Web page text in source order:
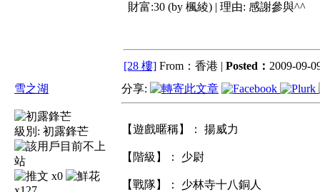
財富:30 (by 楓綾) | 理由: 感謝參與^^
[28 樓] From：香港 | Posted： 2009-09-
雪之湖
級別: 初露鋒芒
x0
分享:
【遊戲暱稱】： 揚威力
【階級】： 少尉
【戰隊】： 少林寺十八銅人